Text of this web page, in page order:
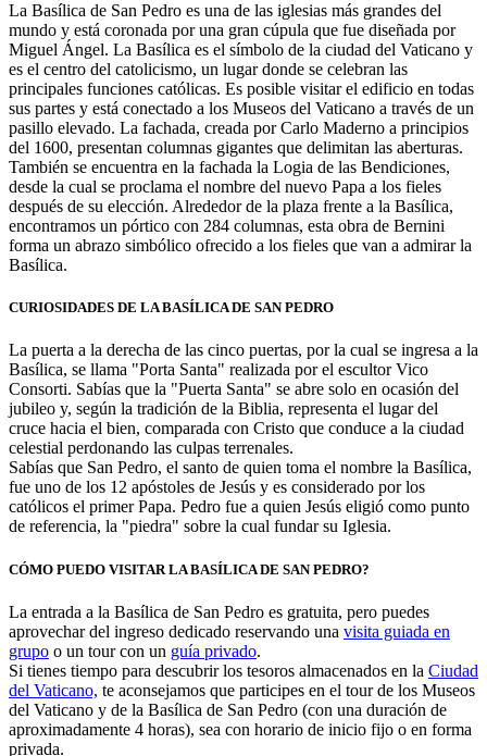
La Basílica de San Pedro es una de las iglesias más grandes del
mundo y está coronada por una gran cúpula que fue diseñada por
Miguel Ángel. La Basílica es el símbolo de la ciudad del Vaticano y
es el centro del catolicismo, un lugar donde se celebran las
principales funciones católicas. Es posible visitar el edificio en todas
sus partes y está conectado a los Museos del Vaticano a través de un
pasillo elevado. La fachada, creada por Carlo Maderno a principios
del 1600, presentan columnas gigantes que delimitan las aberturas.
También se encuentra en la fachada la Logia de las Bendiciones,
desde la cual se proclama el nombre del nuevo Papa a los fieles
después de su elección. Alrededor de la plaza frente a la Basílica,
encontramos un pórtico con 284 columnas, esta obra de Bernini
forma un abrazo simbólico ofrecido a los fieles que van a admirar la
Basílica.
CURIOSIDADES DE LA BASÍLICA DE SAN PEDRO
La puerta a la derecha de las cinco puertas, por la cual se ingresa a la
Basílica, se llama "Porta Santa" realizada por el escultor Vico
Consorti. Sabías que la "Puerta Santa" se abre solo en ocasión del
jubileo y, según la tradición de la Biblia, representa el lugar del
cruce hacia el bien, comparada con Cristo que conduce a la ciudad
celestial perdonando las culpas terrenales.
Sabías que San Pedro, el santo de quien toma el nombre la Basílica,
fue uno de los 12 apóstoles de Jesús y es considerado por los
católicos el primer Papa. Pedro fue a quien Jesús eligió como punto
de referencia, la "piedra" sobre la cual fundar su Iglesia.
CÓMO PUEDO VISITAR LA BASÍLICA DE SAN PEDRO?
La entrada a la Basílica de San Pedro es gratuita, pero puedes
aprovechar del ingreso dedicado reservando una visita guiada en
grupo o un tour con un guía privado.
Si tienes tiempo para descubrir los tesoros almacenados en la Ciudad
del Vaticano, te aconsejamos que participes en el tour de los Museos
del Vaticano y de la Basílica de San Pedro (con una duración de
aproximadamente 4 horas), sea con horario de inicio fijo o en forma
privada.